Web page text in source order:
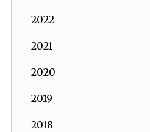
2022
2021
2020
2019
2018